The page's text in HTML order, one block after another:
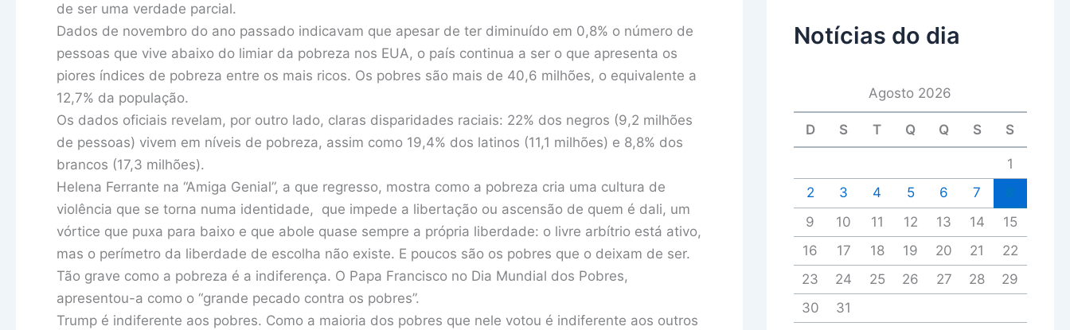
de ser uma verdade parcial.
Dados de novembro do ano passado indicavam que apesar de ter diminuído em 0,8% o número de
pessoas que vive abaixo do limiar da pobreza nos EUA, o país continua a ser o que apresenta os
piores índices de pobreza entre os mais ricos. Os pobres são mais de 40,6 milhões, o equivalente a
12,7% da população.
Os dados oficiais revelam, por outro lado, claras disparidades raciais: 22% dos negros (9,2 milhões
de pessoas) vivem em níveis de pobreza, assim como 19,4% dos latinos (11,1 milhões) e 8,8% dos
brancos (17,3 milhões).
Helena Ferrante na “Amiga Genial”, a que regresso, mostra como a pobreza cria uma cultura de
violência que se torna numa identidade, que impede a libertação ou ascensão de quem é dali, um
vórtice que puxa para baixo e que abole quase sempre a própria liberdade: o livre arbítrio está ativo,
mas o perímetro da liberdade de escolha não existe. E poucos são os pobres que o deixam de ser.
Tão grave como a pobreza é a indiferença. O Papa Francisco no Dia Mundial dos Pobres,
apresentou-a como o “grande pecado contra os pobres”.
Trump é indiferente aos pobres. Como a maioria dos pobres que nele votou é indiferente aos outros
Notícias do dia
Agosto 2026
D S T Q Q S S
1
2
3 4 5 6 7
9
10 11 12 13 14
15
16
17 18 19 20 21
22
23
24 25 26 27 28
29
30
31